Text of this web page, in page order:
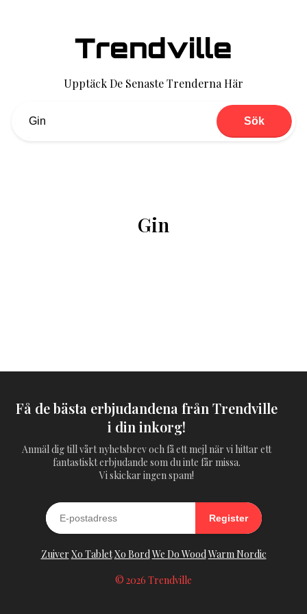
Trendville
Upptäck De Senaste Trenderna Här
Sök
Gin
Få de bästa erbjudandena från Trendville
i din inkorg!
Anmäl dig till vårt nyhetsbrev och få ett mejl när vi hittar ett
fantastiskt erbjudande som du inte får missa.
Vi skickar ingen spam!
Register
Zuiver Xo TabletXo BordWe Do WoodWarm Nordic
© 2026 Trendville